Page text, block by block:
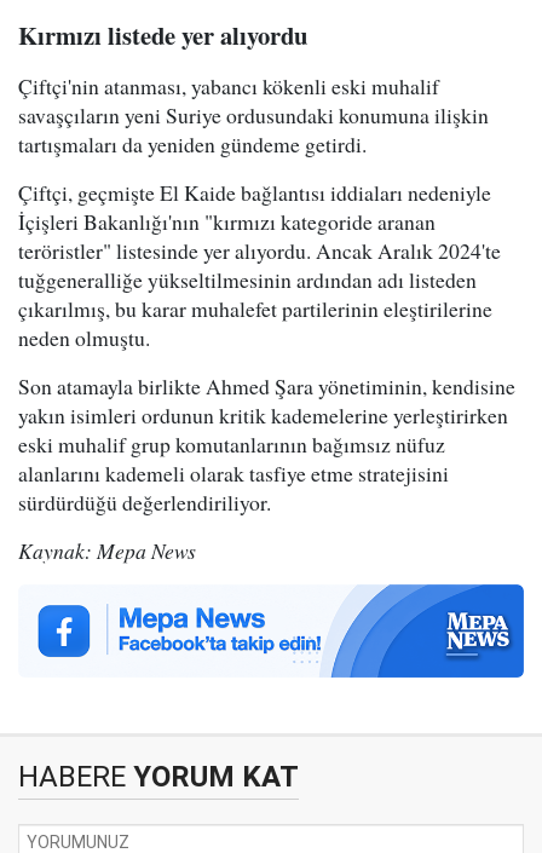
Kırmızı listede yer alıyordu
Çiftçi'nin atanması, yabancı kökenli eski muhalif
savaşçıların yeni Suriye ordusundaki konumuna ilişkin
tartışmaları da yeniden gündeme getirdi.
Çiftçi, geçmişte El Kaide bağlantısı iddiaları nedeniyle
İçişleri Bakanlığı'nın "kırmızı kategoride aranan
teröristler" listesinde yer alıyordu. Ancak Aralık 2024'te
tuğgeneralliğe yükseltilmesinin ardından adı listeden
çıkarılmış, bu karar muhalefet partilerinin eleştirilerine
neden olmuştu.
Son atamayla birlikte Ahmed Şara yönetiminin, kendisine
yakın isimleri ordunun kritik kademelerine yerleştirirken
eski muhalif grup komutanlarının bağımsız nüfuz
alanlarını kademeli olarak tasfiye etme stratejisini
sürdürdüğü değerlendiriliyor.
Kaynak: Mepa News
HABERE YORUM KAT